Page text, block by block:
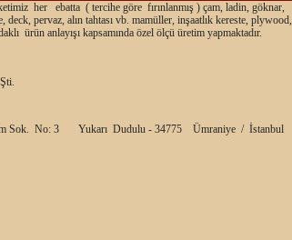
her ebatta ( tercihe göre fırınlanmış ) çam, ladin, göknar,
pervaz, alın tahtası vb. mamüller, inşaatlık kereste, plywood,
ürün anlayışı kapsamında özel ölçü üretim yapmaktadır.
Sok. No: 3 Yukarı Dudulu - 34775 Ümraniye / İstanbul